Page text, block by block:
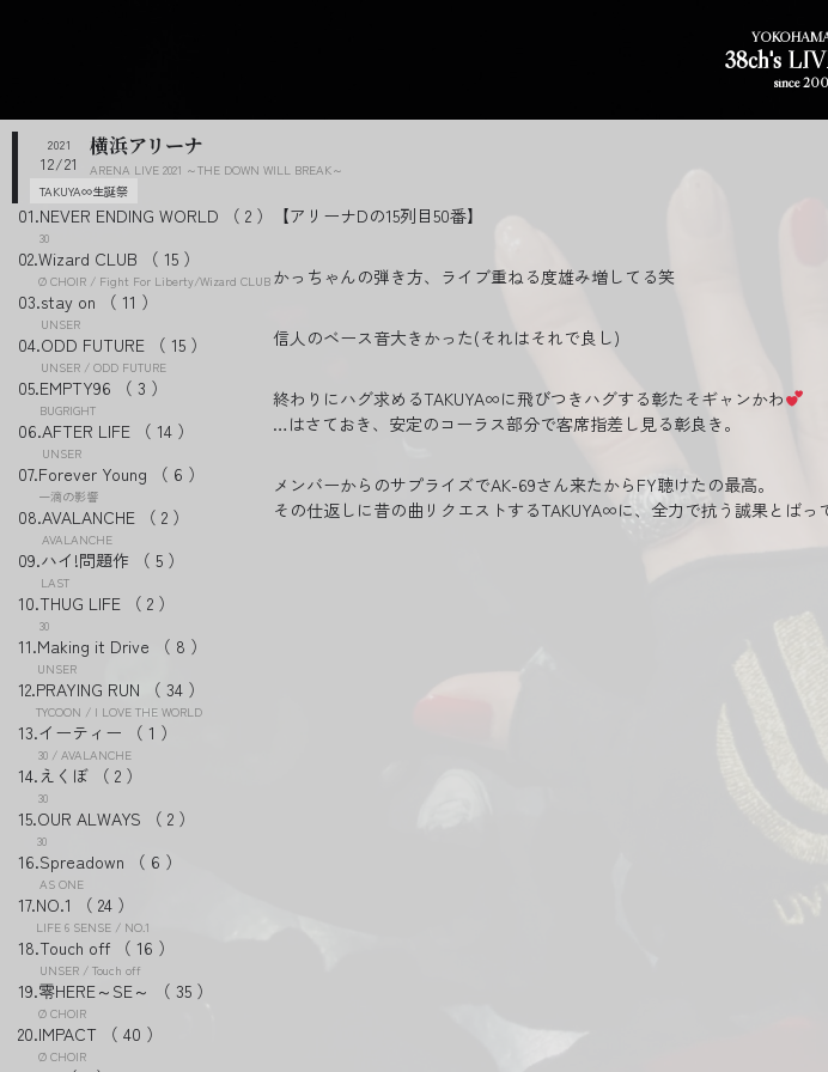
38ch's
since
2021
12/21
横浜アリーナ
ARENA LIVE 2021 ～THE DOWN WILL BREAK～
TAKUYA∞生誕祭
NEVER ENDING WORLD 2
30
Wizard CLUB 15
Ø CHOIR / Fight For Liberty/Wizard CLUB
stay on 11
UNSER
ODD FUTURE 15
UNSER / ODD FUTURE
EMPTY96 3
BUGRIGHT
AFTER LIFE 14
UNSER
Forever Young 6
一滴の影響
AVALANCHE 2
AVALANCHE
ハイ!問題作 5
LAST
THUG LIFE 2
30
Making it Drive 8
UNSER
PRAYING RUN 34
TYCOON / I LOVE THE WORLD
イーティー 1
30 / AVALANCHE
えくぼ 2
30
OUR ALWAYS 2
30
Spreadown 6
AS ONE
NO.1 24
LIFE 6 SENSE / NO.1
Touch off 16
UNSER / Touch off
零HERE～SE～ 35
Ø CHOIR
IMPACT 40
Ø CHOIR
【アリーナDの15列目50番】
かっちゃんの弾き方、ライブ重ねる度雄み増してる笑
信人のベース音大きかった(それはそれで良し)
終わりにハグ求めるTAKUYA∞に飛びつきハグする彰たそギャンかわ
…はさておき、安定のコーラス部分で客席指差し見る彰良き。
メンバーからのサプライズでAK-69さん来たからFY聴けたの最高。
その仕返しに昔の曲リクエストするTAKUYA∞に、全力で抗う誠果とばっ